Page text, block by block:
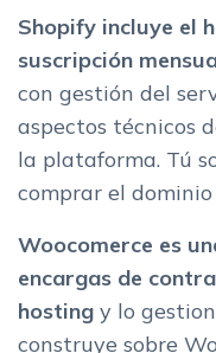
Shopify incluye el
suscripción
con gestión del
aspectos técnicos
la plataforma. Tú
comprar el
Woocomerce es
encargas de
hosting y lo
construye sobre